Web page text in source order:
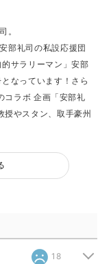
。
部礼司の私設応援団
サラリーマン」安部
なっています！さら
コラボ 企画「安部礼
やスタン、取手豪州
18